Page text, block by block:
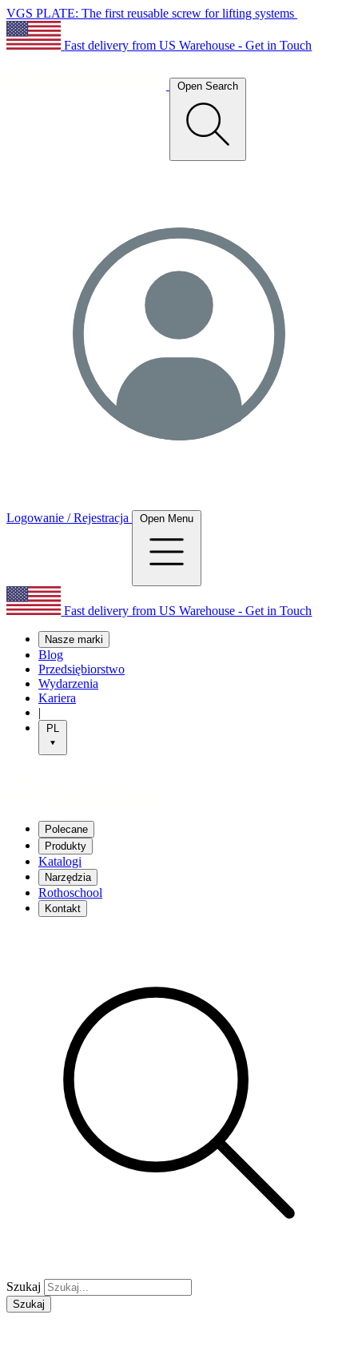
VGS PLATE: The first reusable screw for lifting systems
Fast delivery from US Warehouse - Get in Touch
Open Search
Logowanie / Rejestracja Open Menu
Fast delivery from US Warehouse - Get in Touch
Nasze marki
Blog
Przedsiębiorstwo
Wydarzenia
Kariera
|
PL
Polecane
Produkty
Katalogi
Narzędzia
Rothoschool
Kontakt
Szukaj
Szukaj